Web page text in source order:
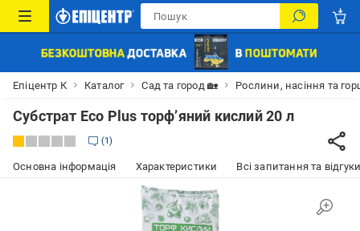
Епіцентр К Каталог Сад та город 🏡 Рослини, насіння та
Субстрат Eco Plus торф’яний кислий 20 л
1
Основна інформація Характеристики Всі запитання та